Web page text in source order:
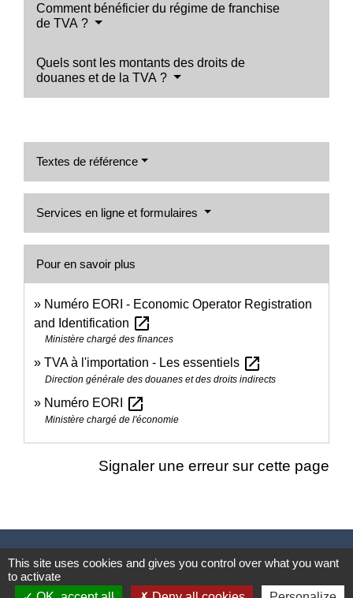
Comment bénéficier du régime de franchise
de TVA ?
Quels sont les montants des droits de
douanes et de la TVA ?
Textes de référence
Services en ligne et formulaires
Pour en savoir plus
Numéro EORI - Economic Operator Registration
and Identification open_in_new
Ministère chargé des finances
TVA à l'importation - Les essentiels open_in_new
Direction générale des douanes et des droits indirects
Numéro EORI open_in_new
Ministère chargé de l'économie
Signaler une erreur sur cette page
Nous contacter
Commune de Puylaurens
This site uses cookies and gives you control over what you want
to activate